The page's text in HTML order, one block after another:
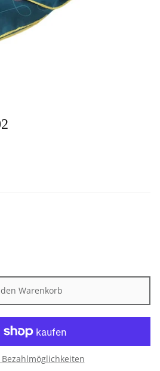
Warenkorb